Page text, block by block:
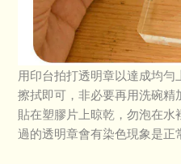
用印台拍打透明章以達成均
擦拭即可，非必要再用洗碗精
貼在塑膠片上晾乾，勿泡在
過的透明章會有染色現象是正